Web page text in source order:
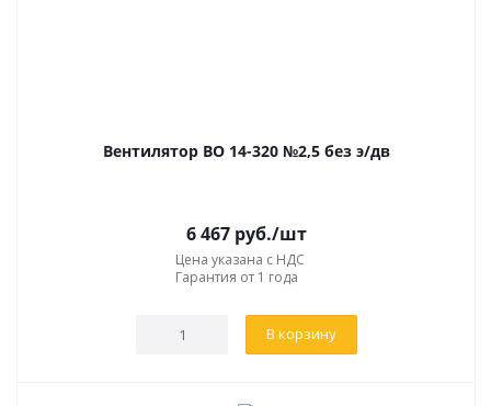
Вентилятор ВО 14-320 №2,5 без э/дв
6 467 руб./шт
Цена указана с НДС
Гарантия от 1 года
В корзину